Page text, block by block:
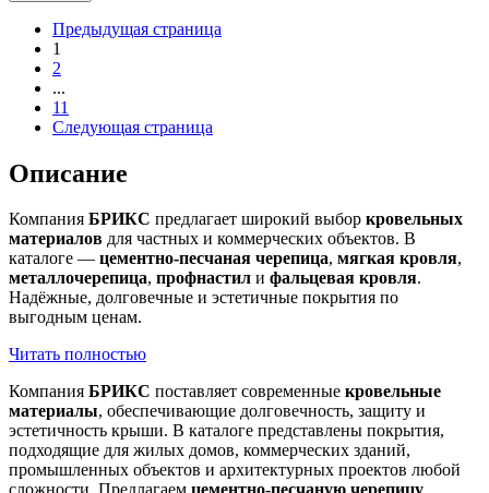
Предыдущая страница
1
2
...
11
Следующая страница
Описание
Компания БРИКС предлагает широкий выбор кровельных
материалов для частных и коммерческих объектов. В
каталоге — цементно-песчаная черепица, мягкая кровля,
металлочерепица, профнастил и фальцевая кровля.
Надёжные, долговечные и эстетичные покрытия по
выгодным ценам.
Читать полностью
Компания БРИКС поставляет современные кровельные
материалы, обеспечивающие долговечность, защиту и
эстетичность крыши. В каталоге представлены покрытия,
подходящие для жилых домов, коммерческих зданий,
промышленных объектов и архитектурных проектов любой